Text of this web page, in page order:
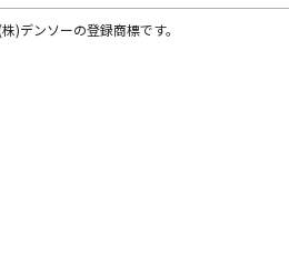
)デンソーの登録商標です。